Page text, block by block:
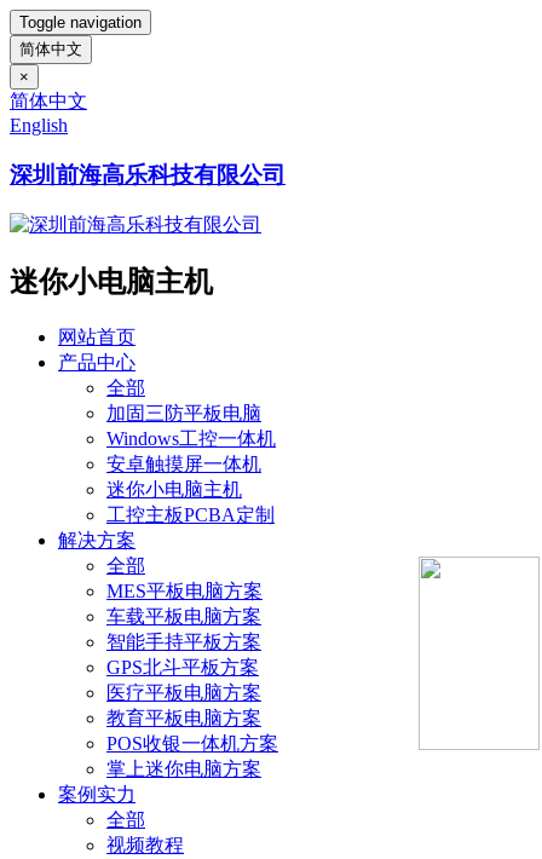
Toggle navigation
简体中文
×
简体中文
English
深圳前海高乐科技有限公司
迷你小电脑主机
网站首页
产品中心
全部
加固三防平板电脑
Windows工控一体机
安卓触摸屏一体机
迷你小电脑主机
工控主板PCBA定制
解决方案
全部
MES平板电脑方案
车载平板电脑方案
智能手持平板方案
GPS北斗平板方案
医疗平板电脑方案
教育平板电脑方案
POS收银一体机方案
掌上迷你电脑方案
案例实力
全部
视频教程